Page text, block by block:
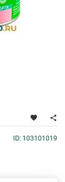
ID: 103101019